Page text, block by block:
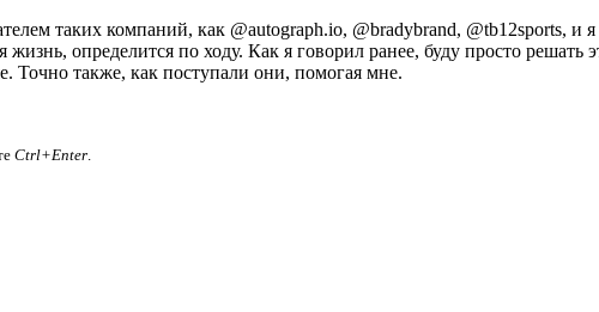
таких компаний, как @autograph.io, @bradybrand, @tb12sports,
жизнь, определится по ходу. Как я говорил ранее, буду просто
Точно также, как поступали они, помогая мне.
Ctrl+Enter